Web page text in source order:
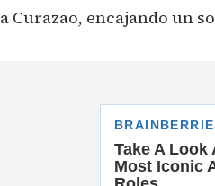
Curazao, encajando un